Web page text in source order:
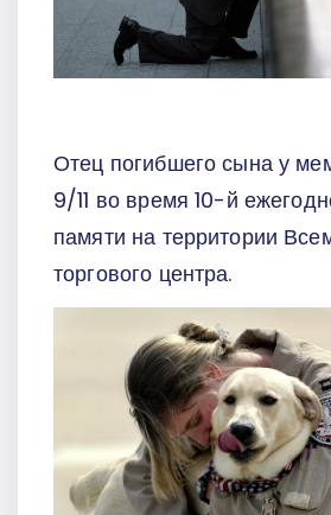
Отец погибшего сына у
9/11 во время 10-й
памяти на территории
торгового центра.